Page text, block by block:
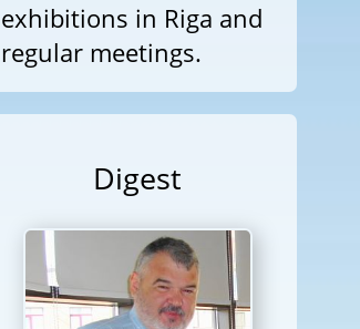
exhibitions in Riga and
regular meetings.
Digest